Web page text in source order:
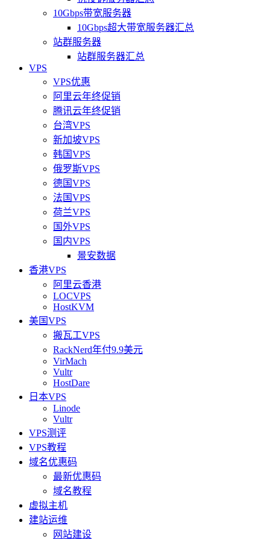
10Gbps带宽服务器
10Gbps超大带宽服务器汇总
站群服务器
站群服务器汇总
VPS
VPS优惠
阿里云年终促销
腾讯云年终促销
台湾VPS
新加坡VPS
韩国VPS
俄罗斯VPS
德国VPS
法国VPS
荷兰VPS
国外VPS
国内VPS
景安数据
香港VPS
阿里云香港
LOCVPS
HostKVM
美国VPS
搬瓦工VPS
RackNerd年付9.9美元
VirMach
Vultr
HostDare
日本VPS
Linode
Vultr
VPS测评
VPS教程
域名优惠码
最新优惠码
域名教程
虚拟主机
建站运维
网站建设